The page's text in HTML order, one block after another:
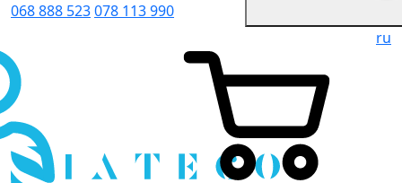
068 888 523078 113 990
ru